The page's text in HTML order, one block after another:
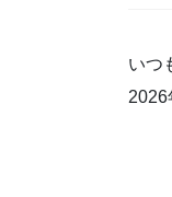
いつ
2026